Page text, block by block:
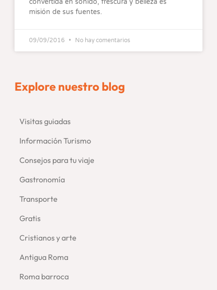
misión de sus fuentes.
09/09/2016 No hay comentarios
Explore nuestro blog
Visitas guiadas
–
Información Turismo
Consejos para tu viaje
–
Gastronomía
Transporte
Gratis
Cristianos y arte
Antigua Roma
Roma barroca